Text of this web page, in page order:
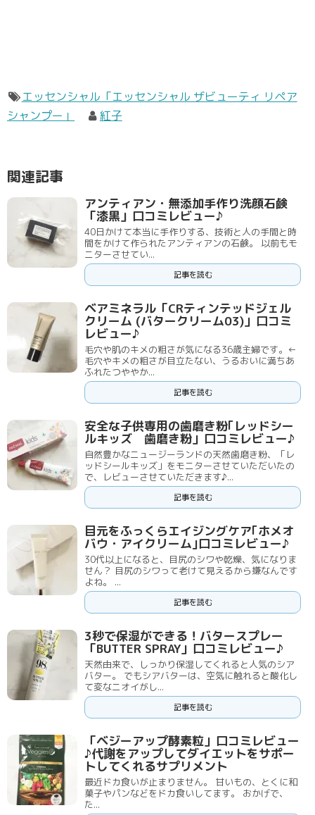
エッセンシャル「エッセンシャル ザビューティ リペア
シャンプー」
紅子
関連記事
アンティアン・無添加手作り洗顔石鹸
「漆黒」口コミレビュー♪
40日かけて本当に手作りする、技術と人の手間と時
間をかけて作られたアンティアンの石鹸。 以前もモ
ニターさせてい...
記事を読む
ベアミネラル「CRティンテッドジェル
クリーム (バタークリーム03)」口コミ
レビュー♪
毛穴や肌のキメの粗さが気になる36歳主婦です。←
毛穴やキメの粗さが目立たない、うるおいに満ちあ
ふれたつややか...
記事を読む
安全な子供専用の歯磨き粉｢レッドシー
ルキッズ 歯磨き粉」口コミレビュー♪
自然豊かなニュージーランドの天然歯磨き粉、「レ
ッドシールキッズ」をモニターさせていただいたの
で、レビューさせていただきます♪...
記事を読む
目元をふっくらエイジングケア｢ホメオ
バウ・アイクリーム｣口コミレビュー♪
30代以上になると、目尻のシワや乾燥、気になりま
せん？ 目尻のシワって老けて見えるから嫌なんです
よね。 ...
記事を読む
3秒で保湿ができる！バタースプレー
「BUTTER SPRAY」口コミレビュー♪
天然由来で、しっかり保湿してくれると人気のシア
バター。 でもシアバターは、空気に触れると酸化し
て変なニオイがし...
記事を読む
「ベジーアップ酵素粒」口コミレビュー
♪代謝をアップしてダイエットをサポー
トしてくれるサプリメント
最近ドカ食いが止まりません。 甘いもの、とくに和
菓子やパンなどをドカ食いしてます。 おかげで、
た...